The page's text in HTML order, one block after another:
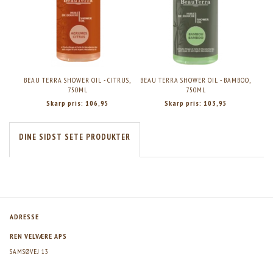
BEAU TERRA SHOWER OIL - CITRUS,
750ML
Skarp pris: 106,95
BEAU TERRA SHOWER OIL - BAMBOO,
750ML
Skarp pris: 103,95
DINE SIDST SETE PRODUKTER
ADRESSE
REN VELVÆRE APS
SAMSØVEJ 13